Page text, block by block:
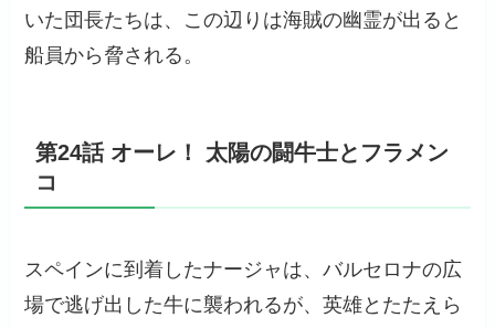
いた団長たちは、この辺りは海賊の幽霊が出ると
船員から脅される。
第24話 オーレ！ 太陽の闘牛士とフラメン
コ
スペインに到着したナージャは、バルセロナの広
場で逃げ出した牛に襲われるが、英雄とたたえら